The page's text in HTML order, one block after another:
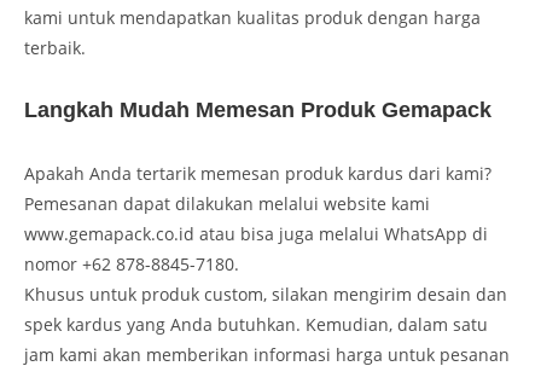
kami untuk mendapatkan kualitas produk dengan harga
terbaik.
Langkah Mudah Memesan Produk Gemapack
Apakah Anda tertarik memesan produk kardus dari kami?
Pemesanan dapat dilakukan melalui website kami
www.gemapack.co.id atau bisa juga melalui WhatsApp di
nomor +62 878-8845-7180.
Khusus untuk produk custom, silakan mengirim desain dan
spek kardus yang Anda butuhkan. Kemudian, dalam satu
jam kami akan memberikan informasi harga untuk pesanan